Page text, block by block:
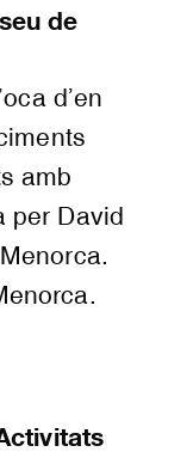
de
d’en
amb
per David